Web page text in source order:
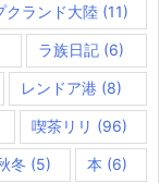
クランド大陸 (11)
ラ族日記 (6)
レンドア港 (8)
喫茶リリ (96)
冬 (5) 本 (6)